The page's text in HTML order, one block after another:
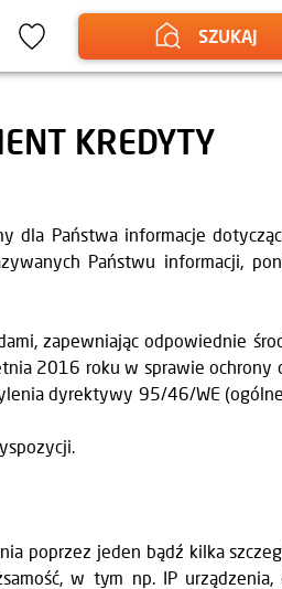
SZUKAJ
KREDYTY
dla Państwa informacje
Państwu informacji,
zapewniając odpowiednie
2016 roku w sprawie ochrony
dyrektywy 95/46/WE
poprzez jeden bądź kilka
w tym np. IP